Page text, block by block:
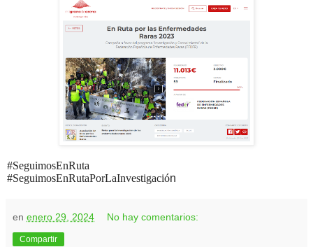
#SeguimosEnRuta
#SeguimosEnRutaPorLaInvestigación
en enero 29, 2024 No hay comentarios:
Compartir